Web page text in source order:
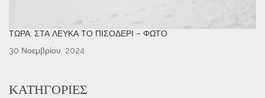
ΤΏΡΑ: ΣΤΑ ΛΕΥΚΆ ΤΟ ΠΙΣΟΔΈΡΙ – ΦΩΤΌ
30 Νοεμβρίου, 2024
ΚΑΤΗΓΟΡΊΕΣ